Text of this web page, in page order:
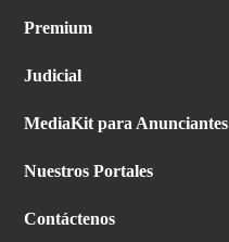
Premium
Judicial
MediaKit para Anunciantes
Nuestros Portales
Contáctenos